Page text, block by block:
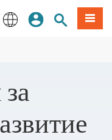
входПоиск по
Меню